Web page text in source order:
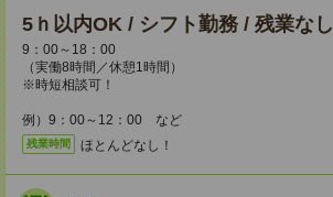
5ｈ以内OK / シフト勤務 / 残業なし
9：00～18：00
（実働8時間／休憩1時間）
※時短相談可！
例）9：00～12：00 など
残業時間 ほとんどなし！